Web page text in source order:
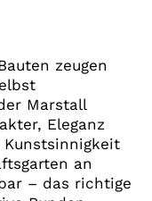
zeugen
Marstall
Eleganz
an
– das richtige